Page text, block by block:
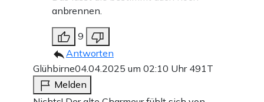
anbrennen.
9
Antworten
Glühbirne04.04.2025 um 02:10 Uhr 491T
Melden